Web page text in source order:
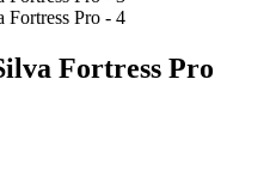
Fortress Pro